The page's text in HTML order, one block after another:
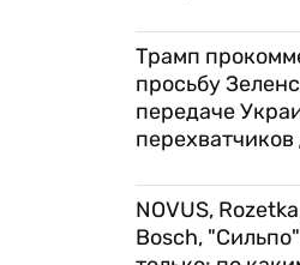
Трамп
просьбу
передаче
NOVUS,
Bosch,